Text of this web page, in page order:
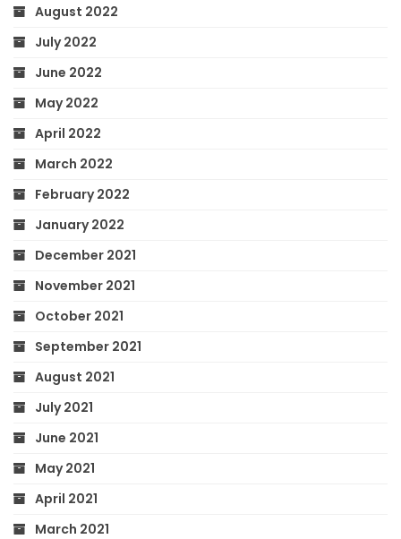
August 2022
July 2022
June 2022
May 2022
April 2022
March 2022
February 2022
January 2022
December 2021
November 2021
October 2021
September 2021
August 2021
July 2021
June 2021
May 2021
April 2021
March 2021